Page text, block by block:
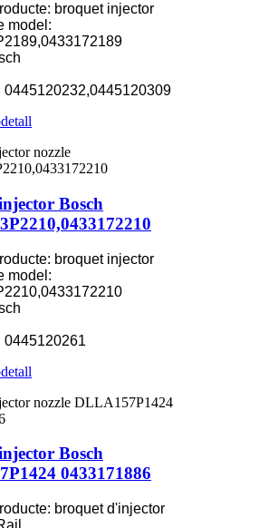
broquet injector
model:
0445120232,0445120309
detall
Bosch
broquet injector
model:
0445120261
detall
Bosch
0433171886
broquet d'injector